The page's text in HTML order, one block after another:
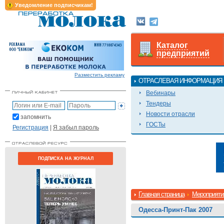
Уведомление подписчикам!
Разместить рекламу
запомнить
Регистрация | Я забыл пароль
ПОДПИСКА НА ЖУРНАЛ
Каталог
предприятий
ОТРАСЛЕВАЯ ИНФОРМАЦИЯ
Вебинары
Тендеры
Новости отрасли
ГОСТы
Главная страница
Одесса-Принт-Пак 2007